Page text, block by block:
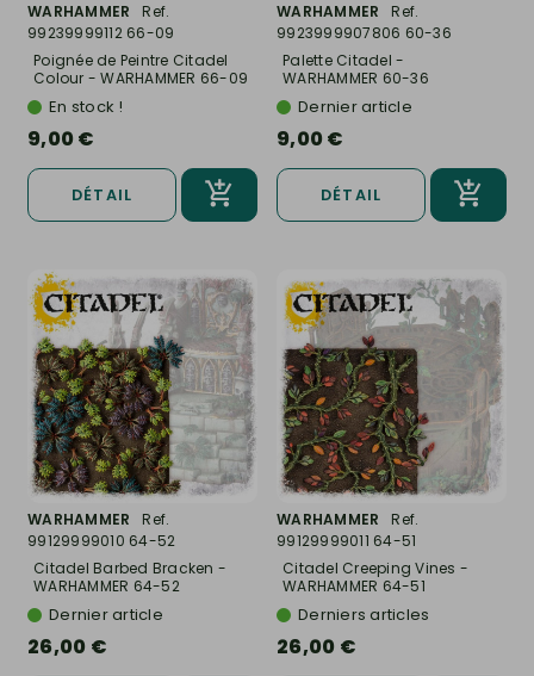
WARHAMMER
Ref.
99239999112 66-09
Poignée de Peintre Citadel
Colour - WARHAMMER 66-09
En stock !
9,00 €
DÉTAIL
WARHAMMER
Ref.
9923999907806 60-36
Palette Citadel -
WARHAMMER 60-36
Dernier article
9,00 €
DÉTAIL
WARHAMMER
Ref.
99129999010 64-52
Citadel Barbed Bracken -
WARHAMMER 64-52
Dernier article
26,00 €
WARHAMMER
Ref.
99129999011 64-51
Citadel Creeping Vines -
WARHAMMER 64-51
Derniers articles
26,00 €